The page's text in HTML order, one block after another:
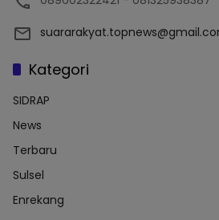
Kategori
SIDRAP
News
Terbaru
Sulsel
Enrekang